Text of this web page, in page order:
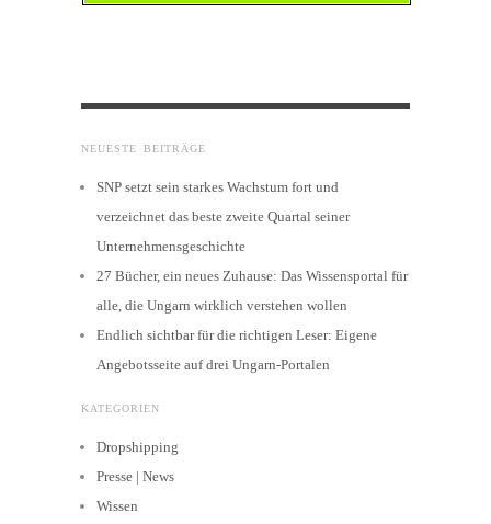
NEUESTE BEITRÄGE
SNP setzt sein starkes Wachstum fort und
verzeichnet das beste zweite Quartal seiner
Unternehmensgeschichte
27 Bücher, ein neues Zuhause: Das Wissensportal für
alle, die Ungarn wirklich verstehen wollen
Endlich sichtbar für die richtigen Leser: Eigene
Angebotsseite auf drei Ungarn-Portalen
KATEGORIEN
Dropshipping
Presse | News
Wissen